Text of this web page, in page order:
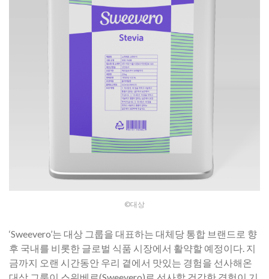
©대상
‘Sweevero’는 대상 그룹을 대표하는 대체당 통합 브랜드로 향
후 국내를 비롯한 글로벌 식품 시장에서 활약할 예정이다. 지
금까지 오랜 시간동안 우리 곁에서 맛있는 경험을 선사해온